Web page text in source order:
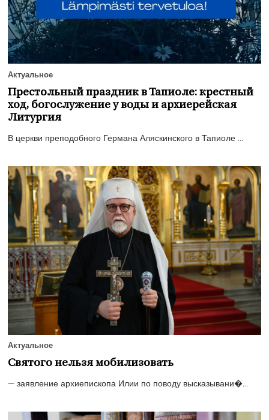
Актуальное
Престольный праздник в Тапиоле: крестный
ход, богослужение у воды и архиерейская
Литургия
В церкви преподобного Германа Аляскинского в Тапиоле ...
Актуальное
Святого нельзя мобилизовать
— заявление архиепископа Илии по поводу высказывани�...